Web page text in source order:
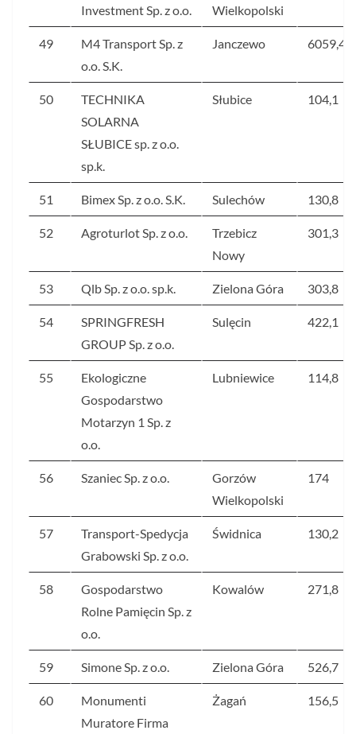
Investment Sp. z o.o. Wielkopolski
49
M4 Transport Sp. z
o.o. S.K.
Janczewo 6059,4
50
TECHNIKA
SOLARNA
SŁUBICE sp. z o.o.
sp.k.
Słubice 104,1
51 Bimex Sp. z o.o. S.K. Sulechów 130,8
52 Agroturlot Sp. z o.o.
Trzebicz
Nowy
301,3
53 Qlb Sp. z o.o. sp.k. Zielona Góra 303,8
54
SPRINGFRESH
GROUP Sp. z o.o.
Sulęcin 422,1
55
Ekologiczne
Gospodarstwo
Motarzyn 1 Sp. z
o.o.
Lubniewice 114,8
56 Szaniec Sp. z o.o.
Gorzów
Wielkopolski
174
57
Transport-Spedycja
Grabowski Sp. z o.o.
Świdnica 130,2
58
Gospodarstwo
Rolne Pamięcin Sp. z
o.o.
Kowalów 271,8
59 Simone Sp. z o.o. Zielona Góra 526,7
60
Monumenti
Muratore Firma
Żagań 156,5